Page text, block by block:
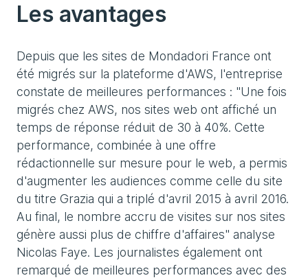
Les avantages
Depuis que les sites de Mondadori France ont
été migrés sur la plateforme d'AWS, l'entreprise
constate de meilleures performances : "Une fois
migrés chez AWS, nos sites web ont affiché un
temps de réponse réduit de 30 à 40%. Cette
performance, combinée à une offre
rédactionnelle sur mesure pour le web, a permis
d'augmenter les audiences comme celle du site
du titre Grazia qui a triplé d'avril 2015 à avril 2016.
Au final, le nombre accru de visites sur nos sites
génère aussi plus de chiffre d'affaires" analyse
Nicolas Faye. Les journalistes également ont
remarqué de meilleures performances avec des